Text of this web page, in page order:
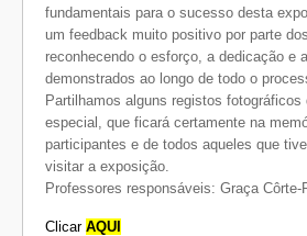
fundamentais para o sucesso desta
um feedback muito positivo por parte
reconhecendo o esforço, a dedicação e
demonstrados ao longo de todo o
Partilhamos alguns registos fotográficos
especial, que ficará certamente na
participantes e de todos aqueles que
visitar a exposição.
Professores responsáveis: Graça Côrte-
Clicar AQUI